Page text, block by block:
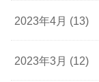
2023年4月 (13)
2023年3月 (12)